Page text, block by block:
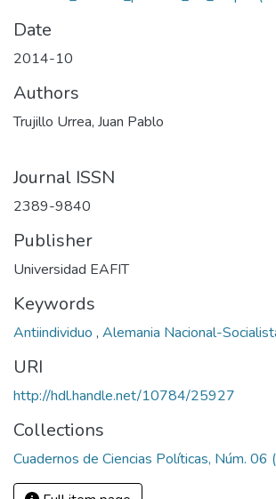
Date
2014-10
Authors
Trujillo Urrea, Juan Pablo
Journal ISSN
2389-9840
Publisher
Universidad EAFIT
Keywords
Antiindividuo , Alemania Nacional-
URI
http://hdl.handle.net/10784/25927
Collections
Cuadernos de Ciencias Políticas, Núm. 06